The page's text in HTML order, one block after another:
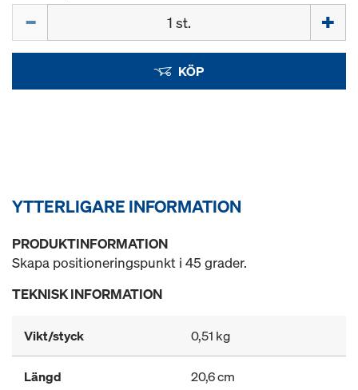
KÖP
YTTERLIGARE INFORMATION
PRODUKTINFORMATION
Skapa positioneringspunkt i 45 grader.
TEKNISK INFORMATION
Vikt/styck 0,51 kg
Längd 20,6 cm